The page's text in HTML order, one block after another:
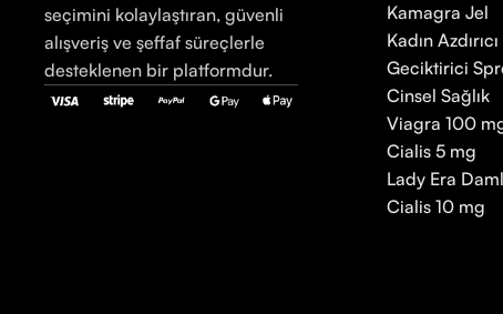
seçimini kolaylaştıran, güvenli
alışveriş ve şeffaf süreçlerle
desteklenen bir platformdur.
Kamagra Jel
Kadın Azdırıcı
Geciktirici
Cinsel Sağlık
Viagra 100
Cialis 5 mg
Lady Era
Cialis 10 mg